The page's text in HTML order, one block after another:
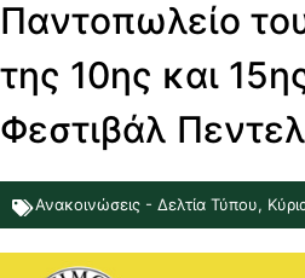
Παντοπωλείο
της 10ης και
Φεστιβάλ
Ανακοινώσεις - Δελτία Τύπου,